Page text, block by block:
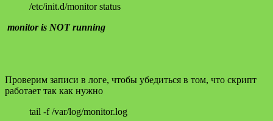
/etc/init.d/monitor status
monitor is NOT running
Проверим записи в логе, чтобы убедиться в том, что скрипт
работает так как нужно
tail -f /var/log/monitor.log